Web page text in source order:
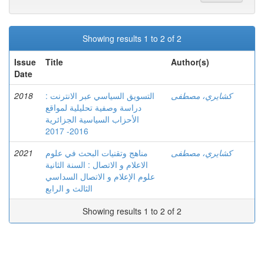
Showing results 1 to 2 of 2
Issue
Date
Title Author(s)
2018
التسويق السياسي عبر الانترنت :
دراسة وصفية تحليلية لمواقع
الأحزاب السياسية الجزائرية
2016- 2017
كشايري، مصطفى
2021
مناهج وتقنيات البحث في علوم
الاعلام و الاتصال : السنة الثانية
علوم الإعلام و الاتصال السداسي
الثالث و الرابع
كشايري، مصطفى
Showing results 1 to 2 of 2